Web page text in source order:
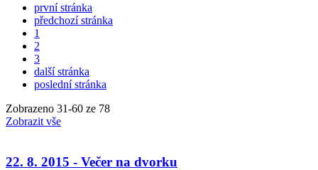
první stránka
předchozí stránka
1
2
3
další stránka
poslední stránka
Zobrazeno 31-60 ze 78
Zobrazit vše
22. 8. 2015 - Večer na dvorku